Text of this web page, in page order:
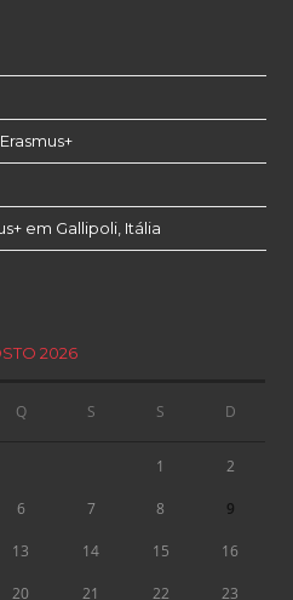
em Gallipoli, Itália
2026
Q S S D
1 2
6 7 8 9
13 14 15 16
20 21 22 23